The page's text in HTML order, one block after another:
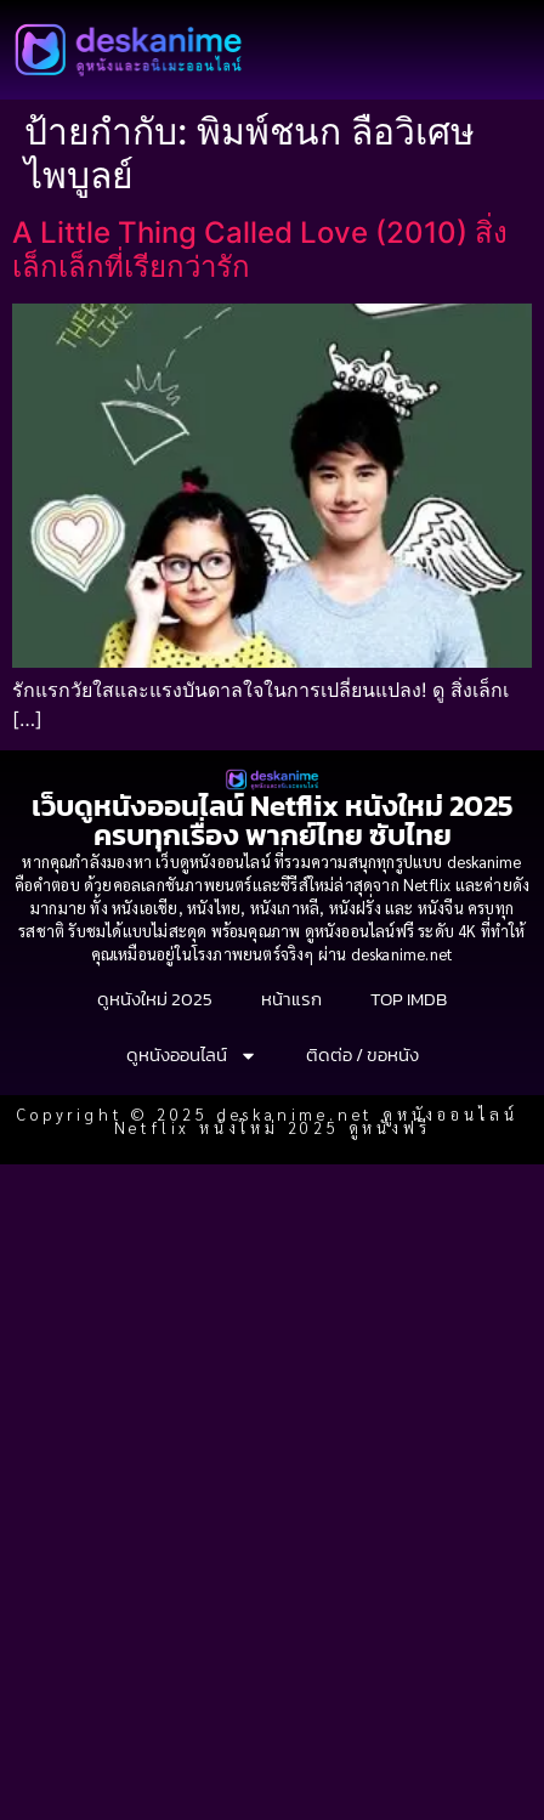
ป้ายกำกับ: พิมพ์ชนก ลือวิเศษ
ไพบูลย์
A Little Thing Called Love (2010) สิ่ง
เล็กเล็กที่เรียกว่ารัก
รักแรกวัยใสและแรงบันดาลใจในการเปลี่ยนแปลง! ดู สิ่งเล็กเ
[…]
เว็บดูหนังออนไลน์ Netflix หนังใหม่ 2025
ครบทุกเรื่อง พากย์ไทย ซับไทย
หากคุณกำลังมองหา เว็บดูหนังออนไลน์ ที่รวมความสนุกทุกรูปแบบ deskanime
คือคำตอบ ด้วยคอลเลกชันภาพยนตร์และซีรีส์ใหม่ล่าสุดจาก Netflix และค่ายดัง
มากมาย ทั้ง หนังเอเชีย, หนังไทย, หนังเกาหลี, หนังฝรั่ง และ หนังจีน ครบทุก
รสชาติ รับชมได้แบบไม่สะดุด พร้อมคุณภาพ ดูหนังออนไลน์ฟรี ระดับ 4K ที่ทำให้
คุณเหมือนอยู่ในโรงภาพยนตร์จริงๆ ผ่าน deskanime.net
ดูหนังใหม่ 2025 หน้าแรก
TOP IMDB
ดูหนังออนไลน์
ติดต่อ / ขอหนัง
Copyright © 2025 deskanime.net ดูหนังออนไลน์
Netflix หนังใหม่ 2025 ดูหนังฟรี